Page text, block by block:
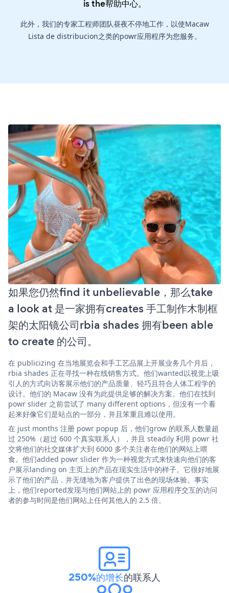
is the帮助中心。
此外，我们的专家工程师团队昼夜不停地工作，以使Macaw
Lista de distribucion之类的powr应用程序为您服务。
如果您仍然find it unbelievable，那么take
a look at 是一家拥有creates 手工制作木制框
架的太阳镜公司rbia shades 拥有been able
to create 的公司。
在 publicizing 在当地展览会和手工艺品展上开展业务几个月后，
rbia shades 正在寻找一种在线销售方式。他们wanted以视觉上吸
引人的方式向访客展示他们的产品质量、轻巧且符合人体工程学的
设计。他们的 Macaw 没有为此提供足够的解决方案。他们在找到
powr slider 之前尝试了 many different options，但没有一个看
起来好像它们是站点的一部分，并且笨重且难以使用。
在 just months 注册 powr popup 后，他们grow 的联系人数量超
过 250%（超过 600 个真实联系人），并且 steadily 利用 powr 社
交将他们的社交媒体扩大到 6000 多个关注者在他们的网站上喂
食。他们added powr slider 作为一种视觉方式来快速向他们的客
户展示landing on 主页上的产品在现实生活中的样子。它很好地展
示了他们的产品，并无缝地为客户提供了出色的现场体验。事实
上，他们reported发现与他们网站上的 powr 应用程序交互的访问
者的参与时间是他们网站上任何其他人的 2.5 倍。
250%的增长的联系人